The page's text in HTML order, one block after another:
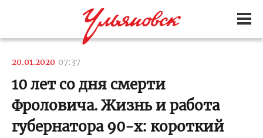
20.01.2020 07:37
10 лет со дня смерти
Фроловича. Жизнь и работа
губернатора 90-х: короткий